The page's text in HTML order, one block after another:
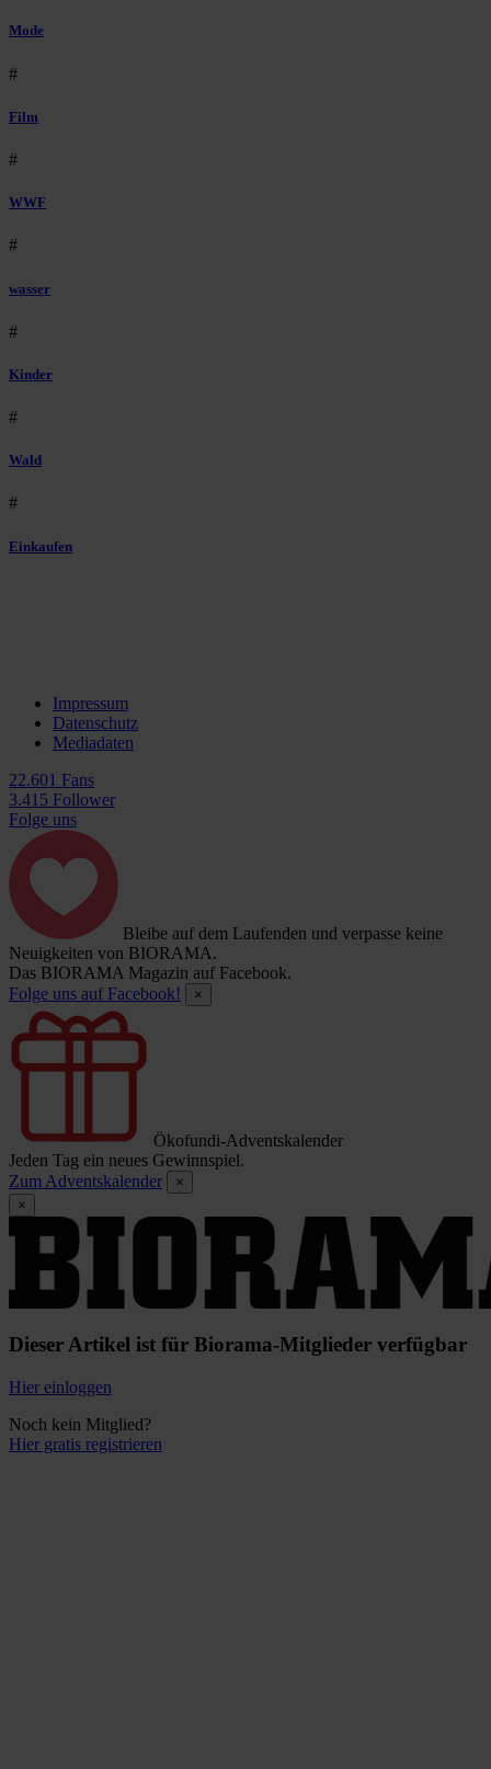
Mode
#
Film
#
WWF
#
wasser
#
Kinder
#
Wald
#
Einkaufen
Impressum
Datenschutz
Mediadaten
22.601 Fans
3.415 Follower
Folge uns
Bleibe auf dem Laufenden und verpasse keine
Neuigkeiten von BIORAMA.
Das BIORAMA Magazin auf Facebook.
Folge uns auf Facebook!
×
Ökofundi-Adventskalender
Jeden Tag ein neues Gewinnspiel.
Zum Adventskalender
×
×
Dieser Artikel ist für Biorama-Mitglieder verfügbar
Hier einloggen
Noch kein Mitglied?
Hier gratis registrieren